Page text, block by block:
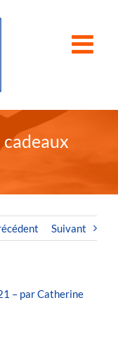
Suivant
– par Catherine